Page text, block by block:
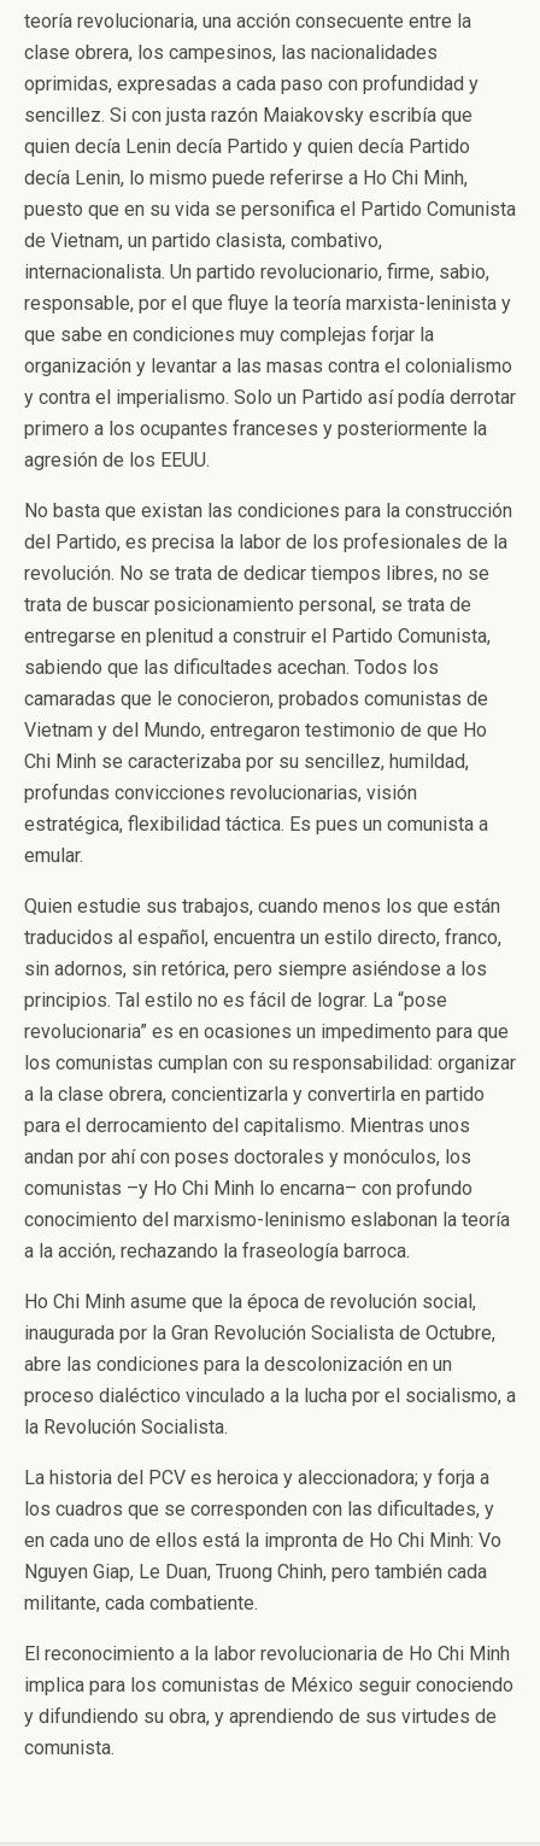
teoría revolucionaria, una acción consecuente entre la
clase obrera, los campesinos, las nacionalidades
oprimidas, expresadas a cada paso con profundidad y
sencillez. Si con justa razón Maiakovsky escribía que
quien decía Lenin decía Partido y quien decía Partido
decía Lenin, lo mismo puede referirse a Ho Chi Minh,
puesto que en su vida se personifica el Partido Comunista
de Vietnam, un partido clasista, combativo,
internacionalista. Un partido revolucionario, firme, sabio,
responsable, por el que fluye la teoría marxista-leninista y
que sabe en condiciones muy complejas forjar la
organización y levantar a las masas contra el colonialismo
y contra el imperialismo. Solo un Partido así podía derrotar
primero a los ocupantes franceses y posteriormente la
agresión de los EEUU.
No basta que existan las condiciones para la construcción
del Partido, es precisa la labor de los profesionales de la
revolución. No se trata de dedicar tiempos libres, no se
trata de buscar posicionamiento personal, se trata de
entregarse en plenitud a construir el Partido Comunista,
sabiendo que las dificultades acechan. Todos los
camaradas que le conocieron, probados comunistas de
Vietnam y del Mundo, entregaron testimonio de que Ho
Chi Minh se caracterizaba por su sencillez, humildad,
profundas convicciones revolucionarias, visión
estratégica, flexibilidad táctica. Es pues un comunista a
emular.
Quien estudie sus trabajos, cuando menos los que están
traducidos al español, encuentra un estilo directo, franco,
sin adornos, sin retórica, pero siempre asiéndose a los
principios. Tal estilo no es fácil de lograr. La “pose
revolucionaria” es en ocasiones un impedimento para que
los comunistas cumplan con su responsabilidad: organizar
a la clase obrera, concientizarla y convertirla en partido
para el derrocamiento del capitalismo. Mientras unos
andan por ahí con poses doctorales y monóculos, los
comunistas –y Ho Chi Minh lo encarna– con profundo
conocimiento del marxismo-leninismo eslabonan la teoría
a la acción, rechazando la fraseología barroca.
Ho Chi Minh asume que la época de revolución social,
inaugurada por la Gran Revolución Socialista de Octubre,
abre las condiciones para la descolonización en un
proceso dialéctico vinculado a la lucha por el socialismo, a
la Revolución Socialista.
La historia del PCV es heroica y aleccionadora; y forja a
los cuadros que se corresponden con las dificultades, y
en cada uno de ellos está la impronta de Ho Chi Minh: Vo
Nguyen Giap, Le Duan, Truong Chinh, pero también cada
militante, cada combatiente.
El reconocimiento a la labor revolucionaria de Ho Chi Minh
implica para los comunistas de México seguir conociendo
y difundiendo su obra, y aprendiendo de sus virtudes de
comunista.